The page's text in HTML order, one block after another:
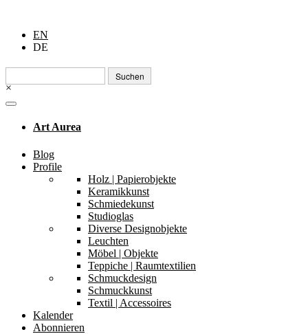
EN
DE
Suchen
nach:
×
Art Aurea
Blog
Profile
Holz | Papierobjekte
Keramikkunst
Schmiedekunst
Studioglas
Diverse Designobjekte
Leuchten
Möbel | Objekte
Teppiche | Raumtextilien
Schmuckdesign
Schmuckkunst
Textil | Accessoires
Kalender
Abonnieren